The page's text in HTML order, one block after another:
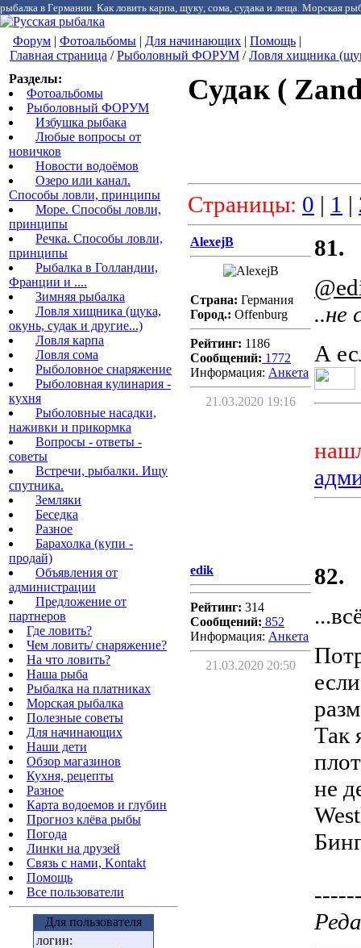
рыбалка в Германии. Как ловить карпа, щуку, сома, судака и леща. Морская
Форум | Фотоальбомы | Для начинающих | Помощь |
Главная страница /Рыболовный ФОРУМ /Ловля хищника
Разделы:
Фотоальбомы
Рыболовный ФОРУМ
Избушка рыбака
Любые вопросы от
новичков
Новости водоёмов
Озеро или канал.
Способы ловли, принципы
Море. Способы ловли,
принципы
Речка. Способы ловли,
принципы
Рыбалка в Голландии,
Франции и ....
Зимняя рыбалка
Ловля хищника (щука,
окунь, судак и другие...)
Ловля карпа
Ловля сома
Рыболовное снаряжение
Рыболовная кулинария -
кухня
Рыболовные насадки,
наживки и прикормка
Вопросы - ответы -
советы
Встречи, рыбалки. Ищу
спутника.
Земляки
Беседка
Разное
Барахолка (купи -
продай)
Объявления от
администрации
Предложение от
партнеров
Где ловить?
Чем ловить/ снаряжение?
На что ловить?
Наша рыба
Рыбалка на платниках
Морская рыбалка
Полезные советы
Для начинающих
Наши дети
Обзор магазинов
Кухня, рецепты
Разное
Карта водоемов и глубин
Прогноз клёва рыбы
Погода
Линки на друзей
Связь с нами, Kontakt
Помощь
Все пользователи
Для пользователя
логин:
Судак (
Страницы: 0 | 1 |
AlexejB
Страна: Германия
Город.: Offenburg
Рейтинг: 1186
Сообщений: 1772
Информация: Aнкета
21.03.2020 19:16
81.
..не
А
edik
Рейтинг: 314
Сообщений: 852
Информация: Aнкета
21.03.2020 20:50
82.
Так
не